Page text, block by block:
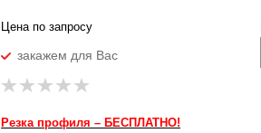
Цена по запросу
закажем для Вас
Резка профиля – БЕСПЛАТНО!